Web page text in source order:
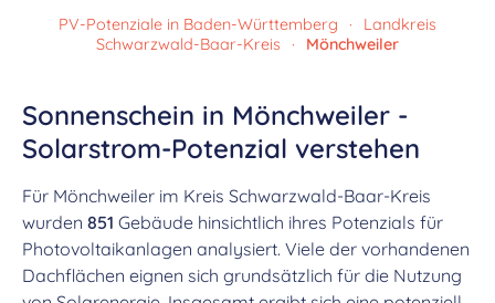
PV-Potenziale in Baden-Württemberg ·
Landkreis
Schwarzwald-Baar-Kreis
· Mönchweiler
Sonnenschein in Mönchweiler -
Solarstrom-Potenzial verstehen
Für Mönchweiler im Kreis Schwarzwald-Baar-Kreis
wurden 851 Gebäude hinsichtlich ihres Potenzials für
Photovoltaikanlagen analysiert. Viele der vorhandenen
Dachflächen eignen sich grundsätzlich für die Nutzung